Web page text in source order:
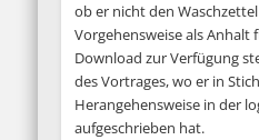
ob er nicht den
Vorgehensweise als Anhalt
Download zur Verfügung
des Vortrages, wo er in
Herangehensweise in der
aufgeschrieben hat.